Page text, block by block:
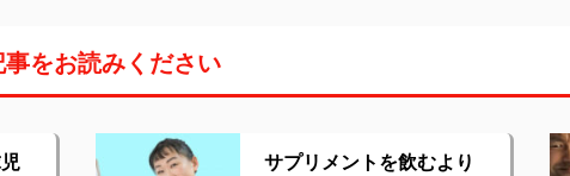
をお読みください
サプリメントを飲むより